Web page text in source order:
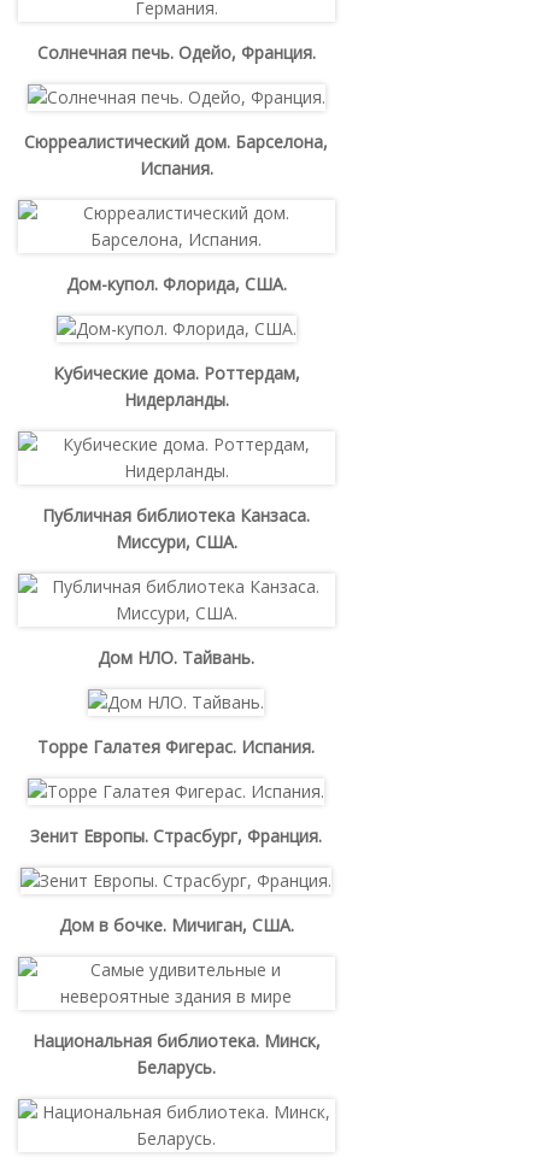
Солнечная печь. Одейо, Франция.
Сюрреалистический дом. Барселона,
Испания.
Дом-купол. Флорида, США.
Кубические дома. Роттердам,
Нидерланды.
Публичная библиотека Канзаса.
Миссури, США.
Дом НЛО. Тайвань.
Торре Галатея Фигерас. Испания.
Зенит Европы. Страсбург, Франция.
Дом в бочке. Мичиган, США.
Национальная библиотека. Минск,
Беларусь.